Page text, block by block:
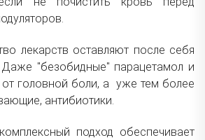
лекарств оставляют после себя
"безобидные" парацетамол и
от головной боли, а уже тем более
антибиотики.
подход обеспечивает